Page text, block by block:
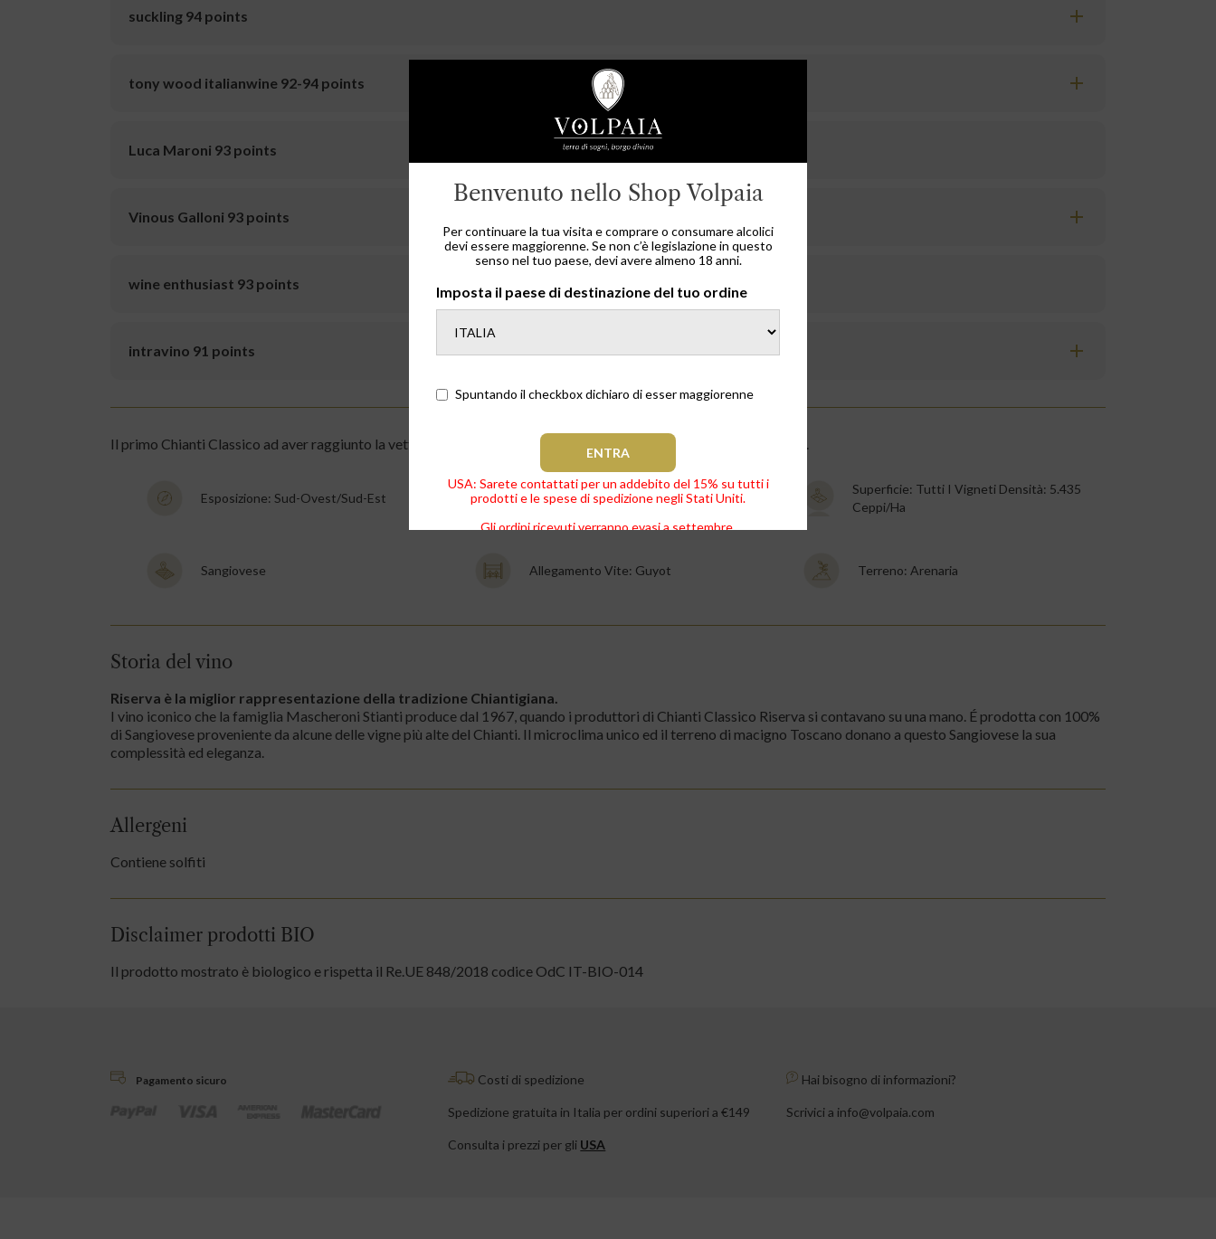
Benvenuto nello Shop Volpaia
Per continuare la tua visita e comprare o consumare alcolici
devi essere maggiorenne. Se non c’è legislazione in questo
senso nel tuo paese, devi avere almeno 18 anni.
Imposta il paese di destinazione del tuo ordine
Spuntando il checkbox dichiaro di esser maggiorenne
USA: Sarete contattati per un addebito del 15% su tutti i
prodotti e le spese di spedizione negli Stati Uniti.
Gli ordini ricevuti verranno evasi a settembre.
suckling 94 points
tony wood italianwine 92-94 points
Luca Maroni 93 points
Vinous Galloni 93 points
wine enthusiast 93 points
intravino 91 points
Il primo Chianti Classico ad aver raggiunto la vetta dei TOP3 vini nel mondo della rinomata rivista Wine Spectator.
Esposizione: Sud-Ovest/sud-Est 469-579 M S.l.m.
Superficie: Tutti I Vigneti Densità: 5.435
Ceppi/ha
Sangiovese Allegamento Vite: Guyot Terreno: Arenaria
Storia del vino
Riserva è la miglior rappresentazione della tradizione Chiantigiana.
I vino iconico che la famiglia Mascheroni Stianti produce dal 1967, quando i produttori di Chianti Classico Riserva si contavano su una mano. É prodotta con 100%
di Sangiovese proveniente da alcune delle vigne più alte del Chianti. Il microclima unico ed il terreno di macigno Toscano donano a questo Sangiovese la sua
complessità ed eleganza.
Allergeni
Contiene solfiti
Disclaimer prodotti BIO
Il prodotto mostrato è biologico e rispetta il Re.UE 848/2018 codice OdC IT-BIO-014
Pagamento sicuro Costi di spedizione
Spedizione gratuita in Italia per ordini superiori a €149
Consulta i prezzi per gli USA
Hai bisogno di informazioni?
Scrivici a info@volpaia.com